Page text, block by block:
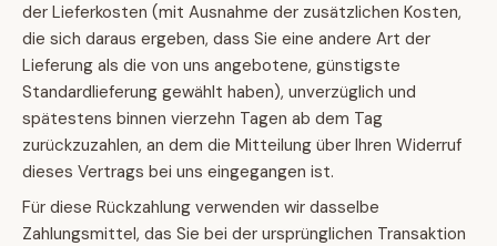
der Lieferkosten (mit Ausnahme der zusätzlichen Kosten,
die sich daraus ergeben, dass Sie eine andere Art der
Lieferung als die von uns angebotene, günstigste
Standardlieferung gewählt haben), unverzüglich und
spätestens binnen vierzehn Tagen ab dem Tag
zurückzuzahlen, an dem die Mitteilung über Ihren Widerruf
dieses Vertrags bei uns eingegangen ist.
Für diese Rückzahlung verwenden wir dasselbe
Zahlungsmittel, das Sie bei der ursprünglichen Transaktion